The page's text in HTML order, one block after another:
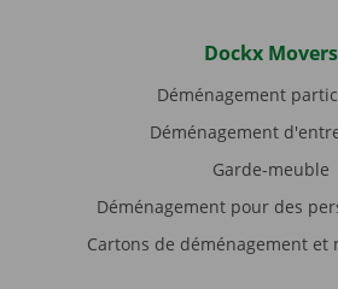
Dockx Movers
Déménagement
Déménagement
Garde-meuble
Déménagement pour des
Cartons de déménagement et